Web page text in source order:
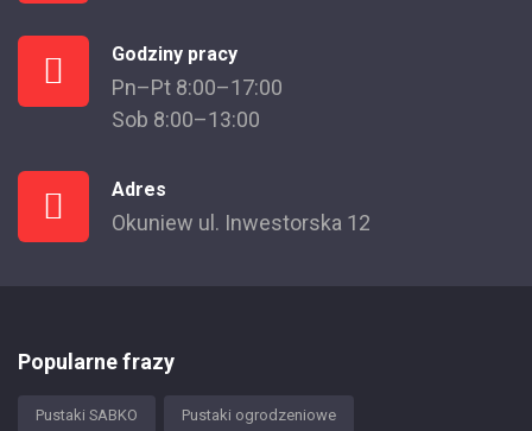
Godziny pracy
Pn–Pt 8:00–17:00
Sob 8:00–13:00
Adres
Okuniew ul. Inwestorska 12
Popularne frazy
Pustaki SABKO Pustaki ogrodzeniowe